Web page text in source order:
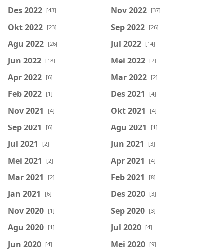
Des 2022 [43] Nov 2022 [37]
Okt 2022 [23] Sep 2022 [26]
Agu 2022 [26] Jul 2022 [14]
Jun 2022 [18] Mei 2022 [7]
Apr 2022 [6] Mar 2022 [2]
Feb 2022 [1] Des 2021 [4]
Nov 2021 [4] Okt 2021 [4]
Sep 2021 [6] Agu 2021 [1]
Jul 2021 [2] Jun 2021 [3]
Mei 2021 [2] Apr 2021 [4]
Mar 2021 [2] Feb 2021 [8]
Jan 2021 [6] Des 2020 [3]
Nov 2020 [1] Sep 2020 [3]
Agu 2020 [1] Jul 2020 [4]
Jun 2020 [4] Mei 2020 [9]